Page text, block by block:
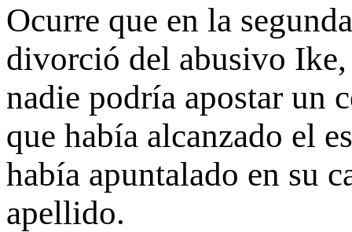
Ocurre que en la
divorció del abusivo
nadie podría apostar un
que había alcanzado el
había apuntalado en su
apellido.